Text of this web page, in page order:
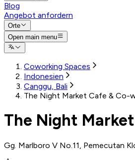
Blog
Angebot anfordern
Orte
Open main menu
Coworking Spaces
Indonesien
Canggu, Bali
The Night Market Cafe & Co-
The Night
Gg. Marlboro V No.11, Pemecutan